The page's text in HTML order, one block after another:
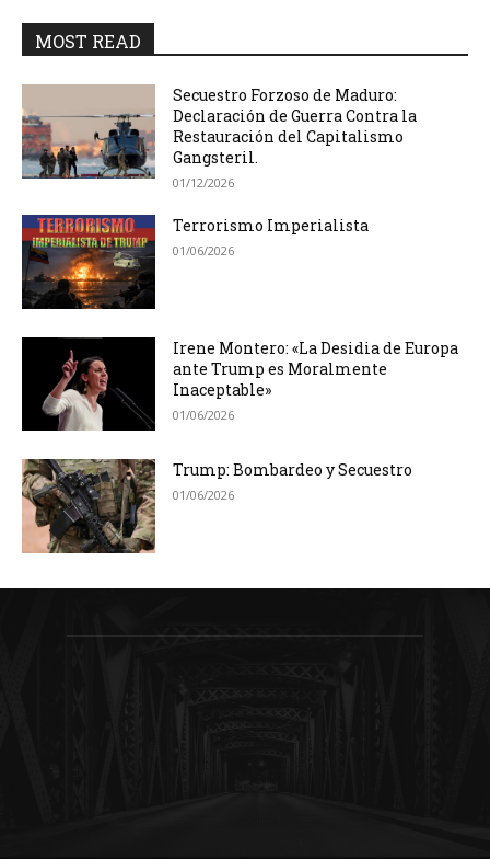
MOST READ
Secuestro Forzoso de Maduro:
Declaración de Guerra Contra la
Restauración del Capitalismo
Gangsteril.
01/12/2026
Terrorismo Imperialista
01/06/2026
Irene Montero: «La Desidia de Europa
ante Trump es Moralmente
Inaceptable»
01/06/2026
Trump: Bombardeo y Secuestro
01/06/2026